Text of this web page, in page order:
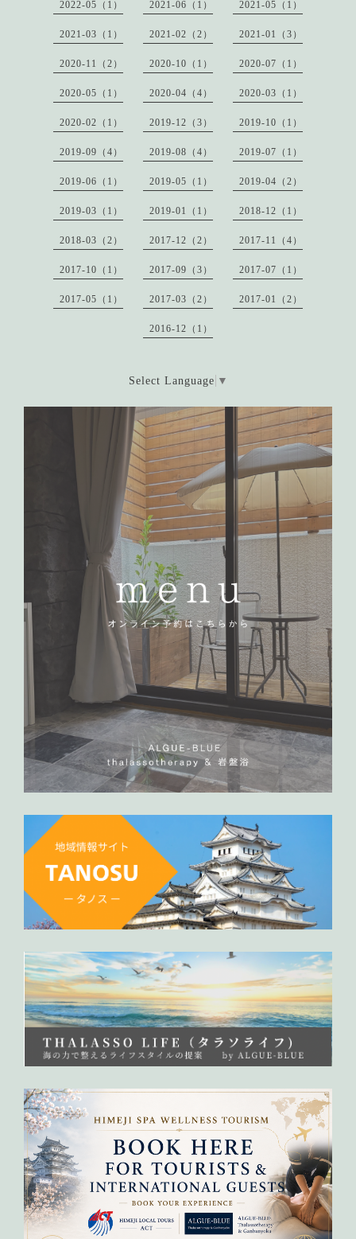
2022-05（1） 2021-06（1） 2021-05（1）
2021-03（1） 2021-02（2） 2021-01（3）
2020-11（2） 2020-10（1） 2020-07（1）
2020-05（1） 2020-04（4） 2020-03（1）
2020-02（1） 2019-12（3） 2019-10（1）
2019-09（4） 2019-08（4） 2019-07（1）
2019-06（1） 2019-05（1） 2019-04（2）
2019-03（1） 2019-01（1） 2018-12（1）
2018-03（2） 2017-12（2） 2017-11（4）
2017-10（1） 2017-09（3） 2017-07（1）
2017-05（1） 2017-03（2） 2017-01（2）
2016-12（1）
Select Language ▼